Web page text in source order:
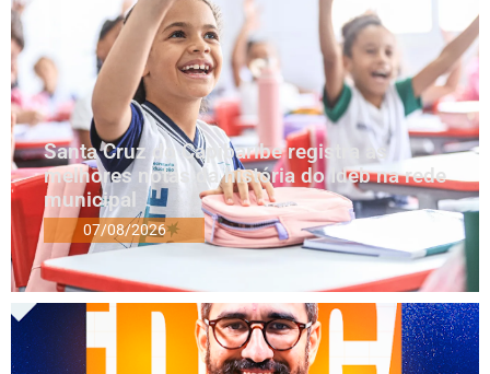
Santa Cruz do Capibaribe registra as
melhores notas da história do Ideb na rede
municipal
07/08/2026